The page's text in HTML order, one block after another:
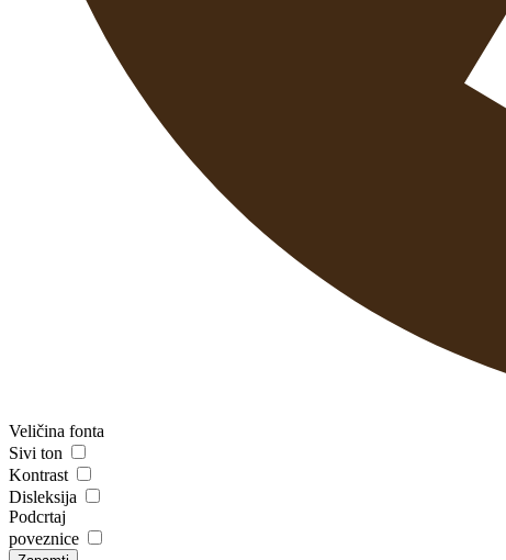
Veličina fonta
Sivi ton
Kontrast
Disleksija
Podcrtaj
poveznice